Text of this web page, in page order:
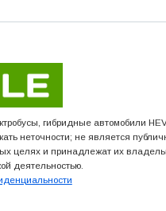
гибридные автомобили
неточности; не является
целях и принадлежат их
деятельностью.